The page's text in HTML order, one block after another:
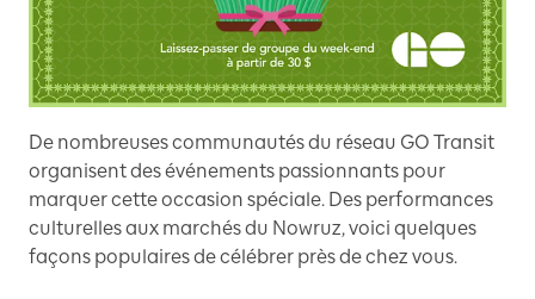
De nombreuses communautés du réseau GO Transit
organisent des événements passionnants pour
marquer cette occasion spéciale. Des performances
culturelles aux marchés du Nowruz, voici quelques
façons populaires de célébrer près de chez vous.